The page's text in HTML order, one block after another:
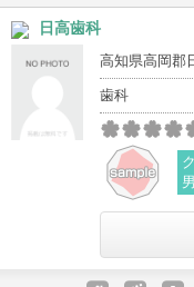
ホームペ
ージ
動画 写真
日高歯科
高知県高岡郡
歯科